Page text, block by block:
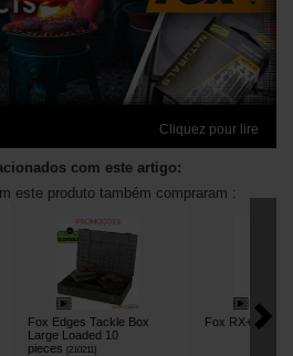
Cliquez pour lire
com este artigo:
este produto também compraram :
Fox Edges Tackle Box
Large Loaded 10
pieces
210211]
Fox RX+ Sensor